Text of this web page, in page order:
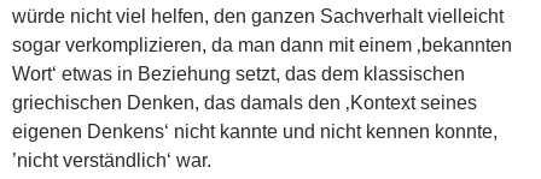
würde nicht viel helfen, den ganzen Sachverhalt vielleicht
sogar verkomplizieren, da man dann mit einem ‚bekannten
Wort‘ etwas in Beziehung setzt, das dem klassischen
griechischen Denken, das damals den ‚Kontext seines
eigenen Denkens‘ nicht kannte und nicht kennen konnte,
’nicht verständlich‘ war.